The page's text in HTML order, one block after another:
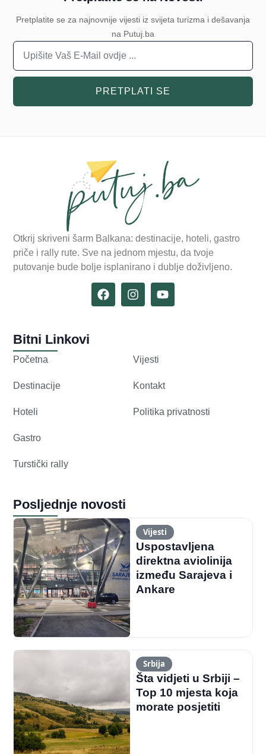
Pretplatite se za najnovnije vijesti iz svijeta turizma i dešavanja
na Putuj.ba
PRETPLATI SE
Otkrij skriveni šarm Balkana: destinacije, hoteli, gastro
priče i rally rute. Sve na jednom mjestu, da tvoje
putovanje bude bolje isplanirano i dublje doživljeno.
Bitni Linkovi
Početna
Destinacije
Hoteli
Gastro
Turstički rally
Vijesti
Kontakt
Politika privatnosti
Posljednje novosti
Vijesti
Uspostavljena
direktna aviolinija
između Sarajeva i
Ankare
Srbija
Šta vidjeti u Srbiji –
Top 10 mjesta koja
morate posjetiti